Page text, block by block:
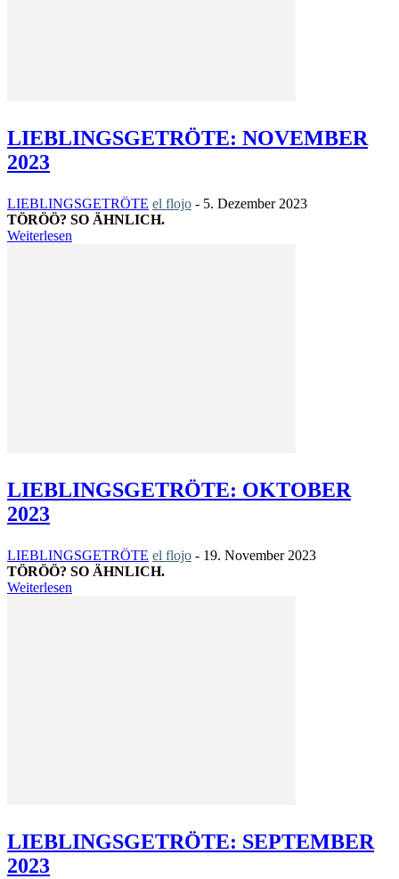
LIEBLINGSGETRÖTE: NOVEMBER
2023
LIEBLINGSGETRÖTE el flojo - 5. Dezember 2023
TÖRÖÖ? SO ÄHNLICH.
Weiterlesen
LIEBLINGSGETRÖTE: OKTOBER
2023
LIEBLINGSGETRÖTE el flojo - 19. November 2023
TÖRÖÖ? SO ÄHNLICH.
Weiterlesen
LIEBLINGSGETRÖTE: SEPTEMBER
2023